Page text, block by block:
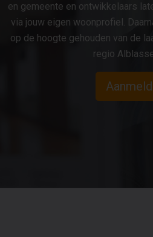
en gemeente en ontwikkelaars
via jouw eigen woonprofiel.
op de hoogte gehouden van de
regio